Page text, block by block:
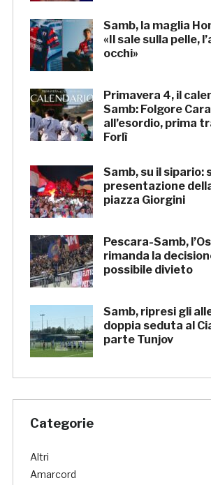
Samb, la maglia
«Il sale sulla pelle,
occhi»
Primavera 4, il
Samb: Folgore
all’esordio, prima
Forlì
Samb, su il sipario:
presentazione
piazza Giorgini
Pescara-Samb,
rimanda la
possibile divieto
Samb, ripresi gli
doppia seduta al
parte Tunjov
Categorie
Altri
Amarcord